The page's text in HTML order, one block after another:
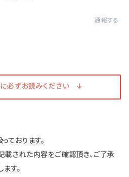
通報する
必ずお読みください ↓
ております。
された内容をご確認頂き、ご了承
す。